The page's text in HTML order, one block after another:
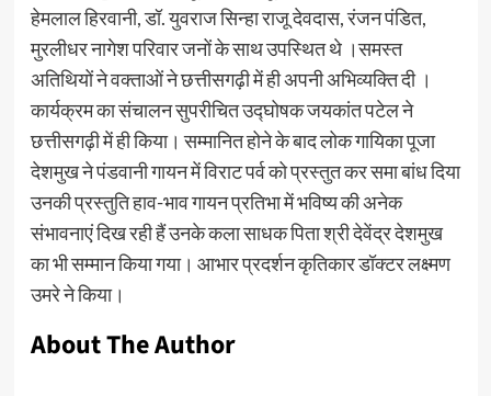
हेमलाल हिरवानी, डॉ. युवराज सिन्हा राजू देवदास, रंजन पंडित,
मुरलीधर नागेश परिवार जनों के साथ उपस्थित थे ।समस्त
अतिथियों ने वक्ताओं ने छत्तीसगढ़ी में ही अपनी अभिव्यक्ति दी ।
कार्यक्रम का संचालन सुपरीचित उद्घोषक जयकांत पटेल ने
छत्तीसगढ़ी में ही किया। सम्मानित होने के बाद लोक गायिका पूजा
देशमुख ने पंडवानी गायन में विराट पर्व को प्रस्तुत कर समा बांध दिया
उनकी प्रस्तुति हाव-भाव गायन प्रतिभा में भविष्य की अनेक
संभावनाएं दिख रही हैं उनके कला साधक पिता श्री देवेंद्र देशमुख
का भी सम्मान किया गया। आभार प्रदर्शन कृतिकार डॉक्टर लक्ष्मण
उमरे ने किया।
About The Author